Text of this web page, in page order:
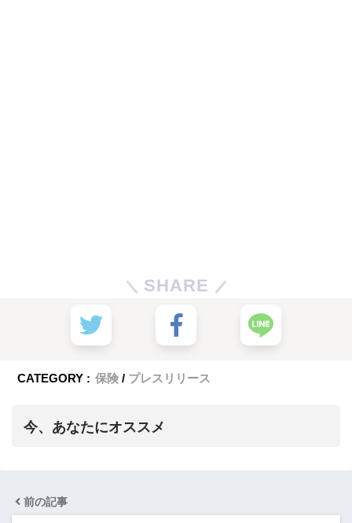
SHARE
CATEGORY : 保険 プレスリリース
今、あなたにオススメ
前の記事